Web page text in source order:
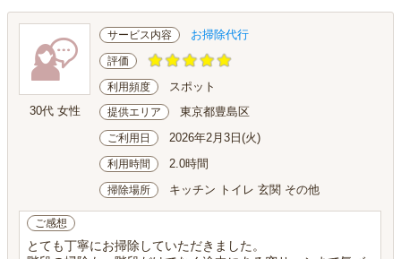
30代 女性
サービス内容 お掃除代行
評価
利用頻度 スポット
提供エリア 東京都豊島区
ご利用日 2026年2月3日(火)
利用時間 2.0時間
掃除場所 キッチン トイレ 玄関 その他
ご感想
とても丁寧にお掃除していただきました。